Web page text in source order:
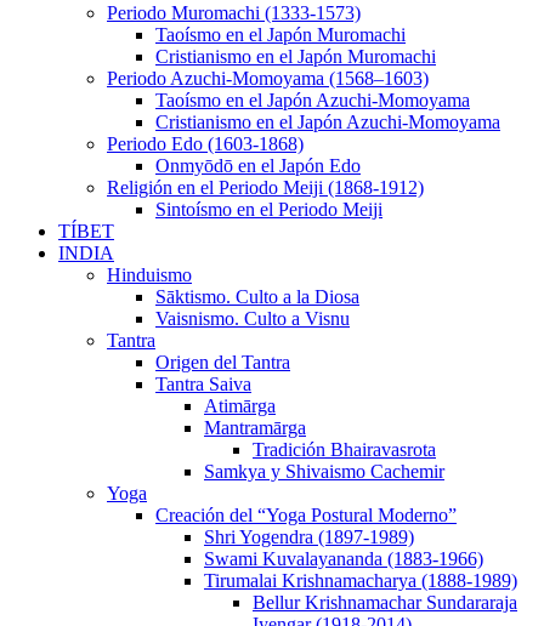
Periodo Muromachi (1333-1573)
Taoísmo en el Japón Muromachi
Cristianismo en el Japón Muromachi
Periodo Azuchi-Momoyama (1568–1603)
Taoísmo en el Japón Azuchi-Momoyama
Cristianismo en el Japón Azuchi-Momoyama
Periodo Edo (1603-1868)
Onmyōdō en el Japón Edo
Religión en el Periodo Meiji (1868-1912)
Sintoísmo en el Periodo Meiji
TÍBET
INDIA
Hinduismo
Sāktismo. Culto a la Diosa
Vaisnismo. Culto a Visnu
Tantra
Origen del Tantra
Tantra Saiva
Atimārga
Mantramārga
Tradición Bhairavasrota
Samkya y Shivaismo Cachemir
Yoga
Creación del “Yoga Postural Moderno”
Shri Yogendra (1897-1989)
Swami Kuvalayananda (1883-1966)
Tirumalai Krishnamacharya (1888-1989)
Bellur Krishnamachar Sundararaja